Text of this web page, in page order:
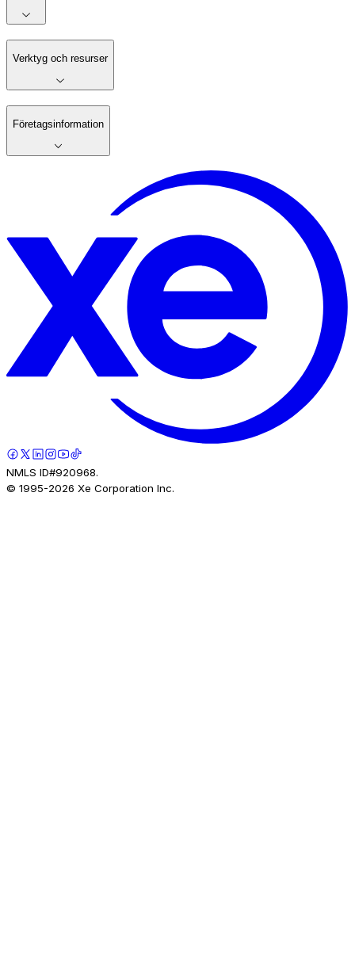
Verktyg och resurser
Företagsinformation
NMLS ID#920968.
© 1995-2026 Xe Corporation Inc.